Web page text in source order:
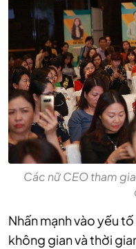
Các nữ CEO tham
Nhấn mạnh vào yếu
không gian và thời